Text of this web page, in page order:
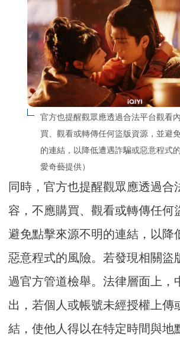
官方也提醒觀眾應透過合法平台觀看
買、觀看或轉傳任何盜版資源，並避
的連結，以降低遭遇詐騙或惡意程式
愛奇藝提供）
同時，官方也提醒觀眾應透過合
容，不應購買、觀看或轉傳任何
避免點擊來源不明的連結，以降
惡意程式的風險。若發現相關盜
過官方管道檢舉。法律層面上，
出，若個人或帳號未經授權上傳
結，使他人得以在特定時間與地